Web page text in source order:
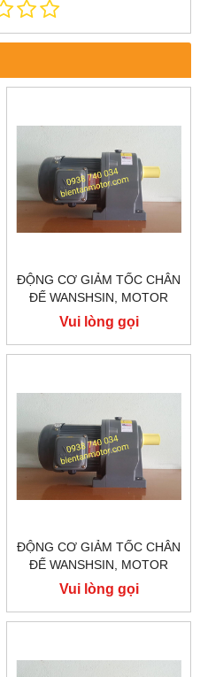
ĐỘNG CƠ GIẢM TỐC CHÂN
ĐẾ WANSHSIN, MOTOR
GIẢM TỐC WANSHSIN
200W GH28-200-120S
Vui lòng gọi
ĐỘNG CƠ GIẢM TỐC CHÂN
ĐẾ WANSHSIN, MOTOR
GIẢM TỐC WANSHSIN
200W GH22-200-90S
Vui lòng gọi